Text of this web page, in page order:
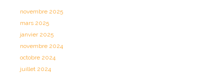
novembre 2025
mars 2025
janvier 2025
novembre 2024
octobre 2024
juillet 2024